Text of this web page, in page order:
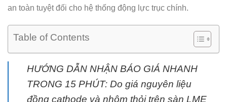
an toàn tuyệt đối cho hệ thống động lực trục chính.
Table of Contents
HƯỚNG DẪN NHẬN BÁO GIÁ NHANH
TRONG 15 PHÚT: Do giá nguyên liệu
đồng cathode và nhôm thỏi trên sàn LME